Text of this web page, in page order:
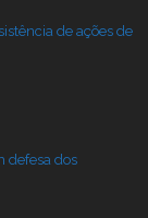
de ações de
defesa dos